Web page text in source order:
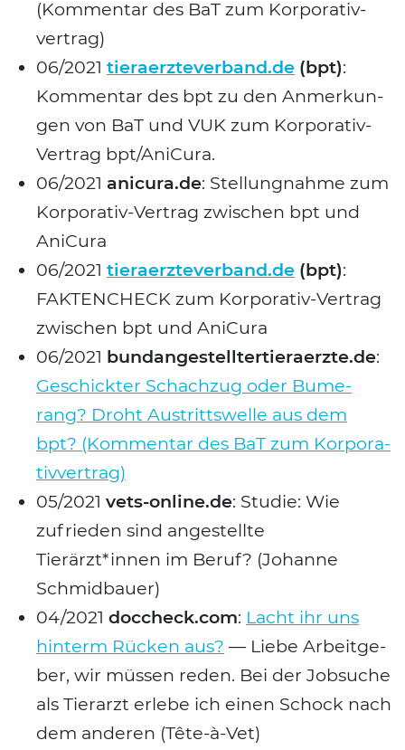
(Kom­men­tar des BaT zum Kor­po­ra­tiv­
ver­trag)
06/2021 tieraerzteverband.de (bpt):
Kom­men­tar des bpt zu den Anmer­kun­
gen von BaT und VUK zum Kor­po­ra­tiv-
Ver­trag bpt/AniCura.
06/2021 anicura.de: Stel­lung­nah­me zum
Kor­po­ra­tiv-Ver­trag zwi­schen bpt und
Ani­Cu­ra
06/2021 tieraerzteverband.de (bpt):
FAKTENCHECK zum Kor­po­ra­tiv-Ver­trag
zwi­schen bpt und Ani­Cu­ra
06/2021 bundangestelltertieraerzte.de:
Geschick­ter Schach­zug oder Bume­
rang? Droht Aus­tritts­wel­le aus dem
bpt? (Kom­men­tar des BaT zum Kor­po­ra­
tiv­ver­trag)
05/2021 vets-online.de: Stu­die: Wie
zufrie­den sind ange­stell­te
Tierärzt*innen im Beruf? (Johan­ne
Schmid­bau­er)
04/2021 doccheck.com: Lacht ihr uns
hin­term Rücken aus? — Lie­be Arbeit­ge­
ber, wir müs­sen reden. Bei der Job­su­che
als Tier­arzt erle­be ich einen Schock nach
dem ande­ren (Tête-à-Vet)
Suchen nach: